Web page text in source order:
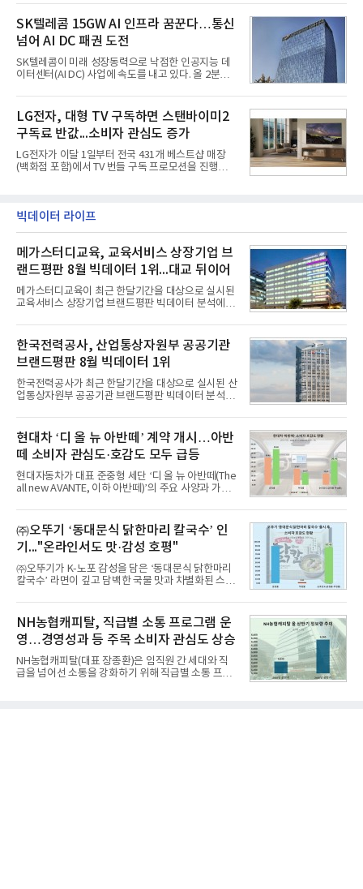
분야를
라 투자에 나서는 것과 달리, 카카오는 ‘카카오톡’이
라는 플랫폼 경쟁력을 활용한 AI 에이전트 서비스에
집중하는 전략이다. 과거 무리한 사업 확장 과정에서
겪었던 시행착오를 되풀이하지 않고 핵심 역량에 집
중하겠다는 취지로 풀이된다.7일 업계에 따르면 카카
오는 올해 2분기 연결 기준 매출 2조985억원, 영업이
익 2770억원을 기록했다. 전년 동기 대비 매출과 영업
은 4884억
SK텔레콤 15GW AI 인프라 꿈꾼다…통신
넘어 AI DC 패권 도전
SK텔레콤이 미래 성장동력으로 낙점한 인공지능 데
이터센터(AI DC) 사업에 속도를 내고 있다. 올 2분기
는 2035년까지 총 15GW(기가와트) 규모의 AI DC를
구축하겠다는 대형 청사진을 제시하면서다. 이에 따
라 경쟁 구도 역시 이동통신사인 KT, LG유플러스를
넘어 네이버, 삼성SDS 등 IT 인프라 기업으로 확장되
고 있다.7일 SK텔레콤에 따르면 회사는 올해 2분기
연결 기준 매출 4조 3591억원, 영업이익 5660억원을
기록했다. 매출은 전년 동기 대비 0.5%, 영업이익은
따른 기저효과가 실
LG전자, 대형 TV 구독하면 스탠바이미2
구독료 반값...소비자 관심도 증가
LG전자가 이달 1일부터 전국 431개 베스트샵 매장
(백화점 포함)에서 TV 번들 구독 프로모션을 진행하고
RGB 등 거실용 TV로 인기가 높은 베스트셀러 TV 20
모션 대상 모델과 혜택, 구독료 등 프로모션 세부 사항
은 베스트샵 판매 매니저에게 문의하면 자세히 안내
받을 수 있다.LG TV를 구독으로 이용하면 최대 6년까
지 구독 계약기간 내 무상 A/S를 받을 수 있으며, 이사
등으로 이전
빅데이터 라이프
메가스터디교육, 교육서비스 상장기업 브
랜드평판 8월 빅데이터 1위...대교 뒤이어
메가스터디교육이 최근 한달기간을 대상으로 실시된
교육서비스 상장기업 브랜드평판 빅데이터 분석에서
일 한국기업평판연구소(소장 구창환)는 국내 교육서
비스 상장기업 브랜드를 대상으로 지난 7월 7일부터
8월 7일까지 수집된 소비자 빅데이터 10,074,233건
을 분석한 결과, 메가스터디교육이 브랜드평판지수
1,710,926을 기록하며 8월 1위에 올랐다고 밝혔다.
분석에 활용된 빅데이터는 지난 7월(9,491,206건) 대
비 6.14% 증가한 수치로, 교육서비스 상장기업 브랜
디교육, 대교, 디지
한국전력공사, 산업통상자원부 공공기관
브랜드평판 8월 빅데이터 1위
한국전력공사가 최근 한달기간을 대상으로 실시된 산
업통상자원부 공공기관 브랜드평판 빅데이터 분석에
이 순으로 뒤를 이었다.7일 한국기업평판연구소(소장
구창환)는 산업통상자원부 공공기관 41개 브랜드를
대상으로 지난 7월 7일부터 8월 7일까지 수집된 소비
자 빅데이터 91,102,549건을 분석한 결과, 한국전력
공사가 브랜드평판지수 10,670,633을 기록하며 8월
1위에 올랐다고 밝혔다. 분석에 활용된 빅데이터는 지
난 7월(88,893,823건) 대비 2.48% 증가한 수치다.연
수력원자력, 한국석
현대차 ‘디 올 뉴 아반떼’ 계약 개시…아반
떼 소비자 관심도·호감도 모두 급등
현대자동차가 대표 준중형 세단 ‘디 올 뉴 아반떼(The
all new AVANTE, 이하 아반떼)’의 주요 사양과 가격
떼는 6년 만에 선보이는 8세대 완전변경 모델로, ▲정
교한 선과 면을 중심으로 완성한 파격적인 디자인 ▲
과거 중형 세단 수준으로 확대된 차체 제원 ▲글로벌
최고 수준의 안전성 ▲성능과 효율을 동시에 높인 주
행 완성도 ▲첨단 편의 및 디지털 사양 적용 등을 통해
글로벌 준중형 세단의 새로운 기준을 세웠다.아반떼
는 가솔린 2.0과 1.6 하이브리드 두 가지 파워트레인
넘
㈜오뚜기 ‘동대문식 닭한마리 칼국수’ 인
기..."온라인서도 맛·감성 호평"
㈜오뚜기가 K-노포 감성을 담은 ‘동대문식 닭한마리
칼국수’ 라면이 깊고 담백한 국물 맛과 차별화된 스토
혔다.‘동대문식 닭한마리 칼국수’는 예상을 뛰어넘는
소비자 호응에 힘입어 지난 7월 13일 첫 선을 보인 지
단 18일 만에 누적 판매량 50만 개를 돌파하는 성과를
거두었다.이번 신제품은 개발진이 전국의 닭한마리
전문점을 직접 찾아 다니며 최적의 육수 비율을 완성
했다. 자극적이지 않으면서도 깊은 닭육수에 마늘의
개운한 풍미를 더했으며, 국물이 잘 배어들면서도 쫄
NH농협캐피탈, 직급별 소통 프로그램 운
영…경영성과 등 주목 소비자 관심도 상승
NH농협캐피탈(대표 장종환)은 임직원 간 세대와 직
급을 넘어선 소통을 강화하기 위해 직급별 소통 프로